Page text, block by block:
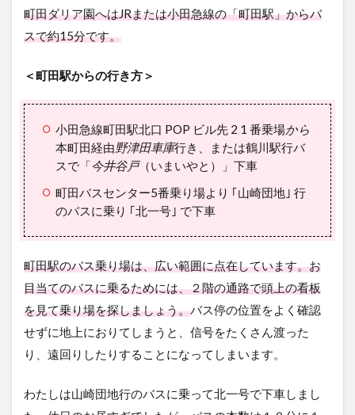
町田ダリア園へはJRまたは小田急線の「町田駅」からバ
スで約15分です。
＜町田駅からの行き方＞
小田急線町田駅北口 POP ビル先 2 1 番乗場から
本町田経由野津田車庫行き、または鶴川駅行バ
スで「今井谷戸（いまいやと）」下車
町田バスセンター5番乗り場より ｢山崎団地｣ 行
のバスに乗り ｢北一号｣ で下車
町田駅のバス乗り場は、広い範囲に点在しています。お
目当てのバスに乗るためには、２階の通路で頭上の看板
を見て乗り場を探しましょう。バス停の位置をよく確認
せずに地上におりてしまうと、信号をたくさん渡った
り、遠回りしたりすることになってしまいます。
わたしは山崎団地行のバスに乗って北一号で下車しまし